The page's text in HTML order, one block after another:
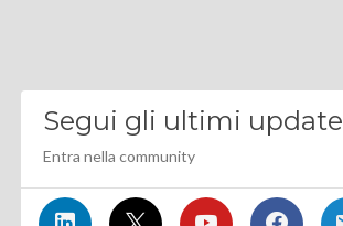
Segui gli ultimi update
Entra nella community